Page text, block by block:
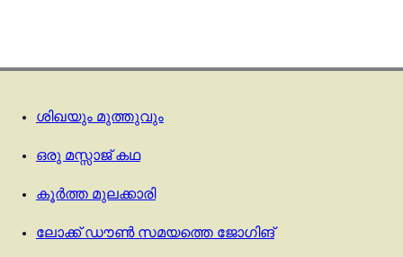
ശിഖയും മുത്തുവും
ഒരു മസ്സാജ് കഥ
കൂര്‍ത്ത മുലക്കാരി
ലോക്ക് ഡൗൺ സമയത്തെ ജോഗിങ്